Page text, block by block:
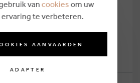
van cookies om uw
te verbeteren.
AANVAARDEN
ADAPTER